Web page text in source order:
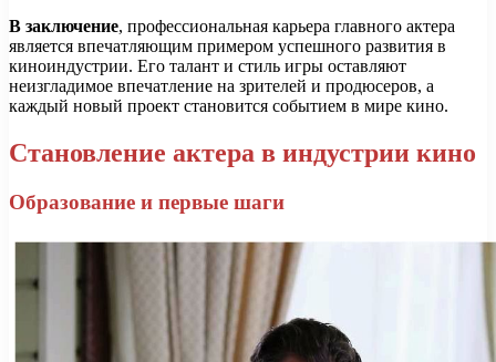
В заключение, профессиональная карьера главного актера
является впечатляющим примером успешного развития в
киноиндустрии. Его талант и стиль игры оставляют
неизгладимое впечатление на зрителей и продюсеров, а
каждый новый проект становится событием в мире кино.
Становление актера в индустрии кино
Образование и первые шаги